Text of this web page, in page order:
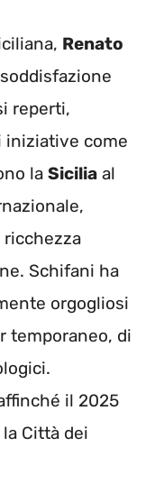
Renato
reperti,
iniziative come
la Sicilia al
Schifani ha
orgogliosi
temporaneo, di
il 2025
Città dei